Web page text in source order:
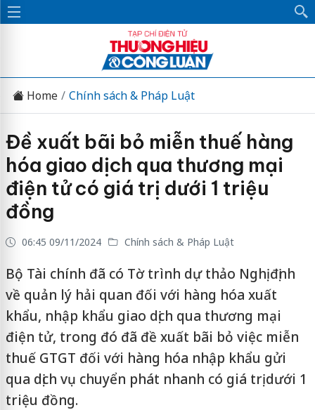
Home Chính sách & Pháp Luật
Đề xuất bãi bỏ miễn thuế hàng
hóa giao dịch qua thương mại
điện tử có giá trị dưới 1 triệu
đồng
06:45 09/11/2024 Chính sách & Pháp Luật
Bộ Tài chính đã có Tờ trình dự thảo Nghị định
về quản lý hải quan đối với hàng hóa xuất
khẩu, nhập khẩu giao dịch qua thương mại
điện tử, trong đó đã đề xuất bãi bỏ việc miễn
thuế GTGT đối với hàng hóa nhập khẩu gửi
qua dịch vụ chuyển phát nhanh có giá trị dưới 1
triệu đồng.